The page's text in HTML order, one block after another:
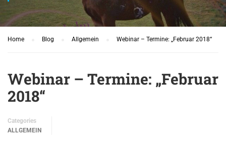
Home Blog Allgemein Webinar – Termine: „Februar 2018“
Webinar – Termine: „Februar
2018“
Categories
ALLGEMEIN